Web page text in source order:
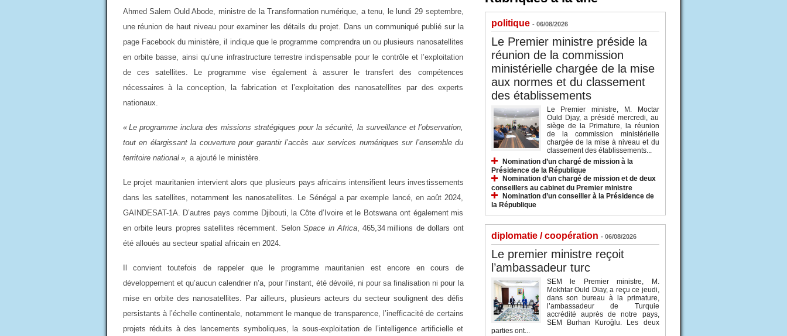
Ahmed Salem Ould Abode, ministre de la Transformation numérique, a tenu, le lundi 29 septembre,
une réunion de haut niveau pour examiner les détails du projet. Dans un communiqué publié sur la
page Facebook du ministère, il indique que le programme comprendra un ou plusieurs nanosatellites
en orbite basse, ainsi qu’une infrastructure terrestre indispensable pour le contrôle et l’exploitation
de ces satellites. Le programme vise également à assurer le transfert des compétences
nécessaires à la conception, la fabrication et l’exploitation des nanosatellites par des experts
nationaux.
« Le programme inclura des missions stratégiques pour la sécurité, la surveillance et l’observation,
tout en élargissant la couverture pour garantir l’accès aux services numériques sur l’ensemble du
territoire national », a ajouté le ministère.
Le projet mauritanien intervient alors que plusieurs pays africains intensifient leurs investissements
dans les satellites, notamment les nanosatellites. Le Sénégal a par exemple lancé, en août 2024,
GAINDESAT-1A. D’autres pays comme Djibouti, la Côte d’Ivoire et le Botswana ont également mis
en orbite leurs propres satellites récemment. SelonSpace in Africa, 465,34 millions de dollars ont
été alloués au secteur spatial africain en 2024.
Il convient toutefois de rappeler que le programme mauritanien est encore en cours de
développement et qu’aucun calendrier n’a, pour l’instant, été dévoilé, ni pour sa finalisation ni pour la
mise en orbite des nanosatellites. Par ailleurs, plusieurs acteurs du secteur soulignent des défis
persistants à l’échelle continentale, notamment le manque de transparence, l’inefficacité de certains
projets réduits à des lancements symboliques, la sous-exploitation de l’intelligence artificielle et
politique - 06/08/2026
Le Premier ministre préside la
réunion de la commission
ministérielle chargée de la mise
aux normes et du classement
des établissements
Le Premier ministre, M. Moctar
Ould Djay, a présidé mercredi, au
siège de la Primature, la réunion
de la commission ministérielle
chargée de la mise à niveau et du
classement des établissements...
Nomination d’un chargé de mission à la
Présidence de la République
Nomination d’un chargé de mission et de deux
conseillers au cabinet du Premier ministre
Nomination d’un conseiller à la Présidence de
la République
diplomatie / coopération - 06/08/2026
Le premier ministre reçoit
l’ambassadeur turc
SEM le Premier ministre, M.
Mokhtar Ould Diay, a reçu ce jeudi,
dans son bureau à la primature,
l’ambassadeur de Turquie
accrédité auprès de notre pays,
SEM Burhan Kuroğlu. Les deux
parties ont...